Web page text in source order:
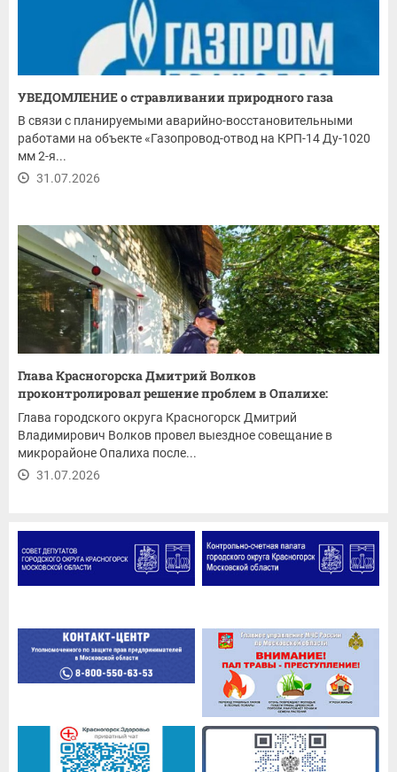
УВЕДОМЛЕНИЕ о стравливании природного газа
В связи с планируемыми аварийно-восстановительными
работами на объекте «Газопровод-отвод на КРП-14 Ду-1020
мм 2-я...
31.07.2026
Глава Красногорска Дмитрий Волков
проконтролировал решение проблем в Опалихе:
ремонт...
Глава городского округа Красногорск Дмитрий
Владимирович Волков провел выездное совещание в
микрорайоне Опалиха после...
31.07.2026